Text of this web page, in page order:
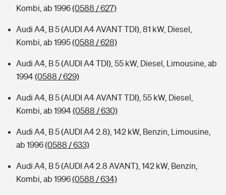
Kombi, ab 1996(0588 / 627)
Audi A4, B 5 (AUDI A4 AVANT TDI), 81 kW, Diesel,
Kombi, ab 1995(0588 / 628)
Audi A4, B 5 (AUDI A4 TDI), 55 kW, Diesel, Limousine, ab
1994(0588 / 629)
Audi A4, B 5 (AUDI A4 AVANT TDI), 55 kW, Diesel,
Kombi, ab 1994(0588 / 630)
Audi A4, B 5 (AUDI A4 2.8), 142 kW, Benzin, Limousine,
ab 1996(0588 / 633)
Audi A4, B 5 (AUDI A4 2.8 AVANT), 142 kW, Benzin,
Kombi, ab 1996(0588 / 634)